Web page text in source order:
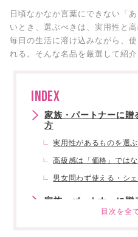
日頃なかなか言葉にできない「
いとき、選ぶべきは、実用性と
毎日の生活に溶け込みながら、
れる。そんな名品を厳選して紹介
INDEX
家族・パートナーに贈
方
実用性があるものを選ぶ
高級感は「価格」では
男女問わず使える・シ
家族・パートナーに贈
Louis Vuitton(ルイヴィ